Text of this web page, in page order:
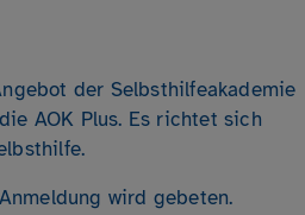
der Selbsthilfeakademie
AOK Plus. Es richtet sich
wird gebeten.